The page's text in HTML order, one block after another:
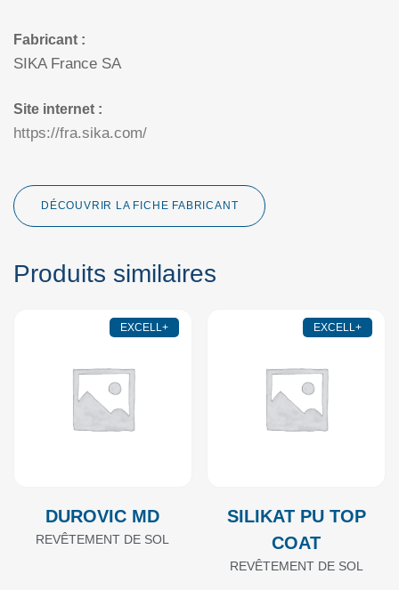
Fabricant :
SIKA France SA
Site internet :
https://fra.sika.com/
DÉCOUVRIR LA FICHE FABRICANT
Produits similaires
EXCELL+
DUROVIC MD
REVÊTEMENT DE SOL
EXCELL+
SILIKAT PU TOP
COAT
REVÊTEMENT DE SOL